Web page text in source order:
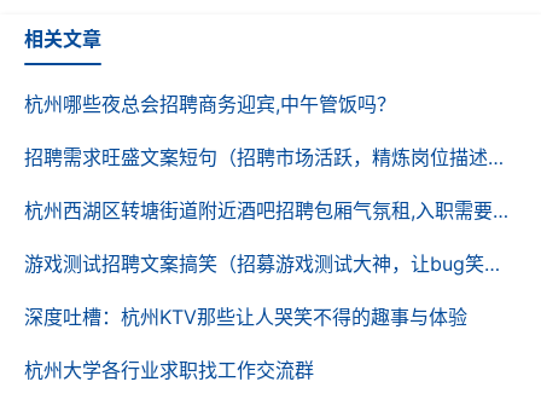
可以就是音响没有以前好了话筒有时候也忘记换电池不错
ktv招聘包厢管家,无中介费的 世界在惊讶的同时，对李的
相关文章
杭州哪些夜总会招聘商务迎宾,中午管饭吗？
招聘需求旺盛文案短句（招聘市场活跃，精炼岗位描述需求）
杭州西湖区转塘街道附近酒吧招聘包厢气氛租,入职需要什么条件
游戏测试招聘文案搞笑（招募游戏测试大神，让bug笑成虫样！）
深度吐槽：杭州KTV那些让人哭笑不得的趣事与体验
杭州大学各行业求职找工作交流群